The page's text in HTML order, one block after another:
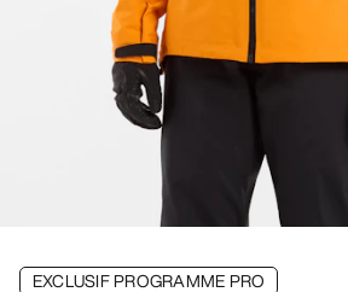
EXCLUSIF PROGRAMME PRO